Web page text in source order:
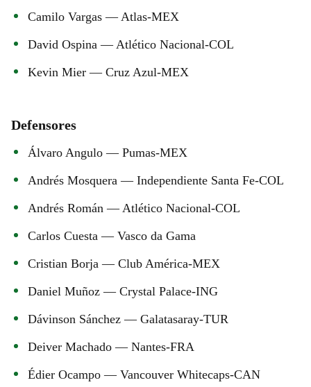
Camilo Vargas — Atlas-MEX
David Ospina — Atlético Nacional-COL
Kevin Mier — Cruz Azul-MEX
Defensores
Álvaro Angulo — Pumas-MEX
Andrés Mosquera — Independiente Santa Fe-COL
Andrés Román — Atlético Nacional-COL
Carlos Cuesta — Vasco da Gama
Cristian Borja — Club América-MEX
Daniel Muñoz — Crystal Palace-ING
Dávinson Sánchez — Galatasaray-TUR
Deiver Machado — Nantes-FRA
Édier Ocampo — Vancouver Whitecaps-CAN